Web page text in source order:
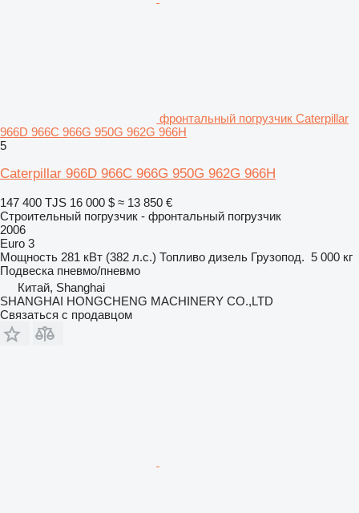
фронтальный погрузчик Caterpillar
966D 966C 966G 950G 962G 966H
5
Caterpillar 966D 966C 966G 950G 962G 966H
147 400 TJS 16 000 $ ≈ 13 850 €
Строительный погрузчик - фронтальный погрузчик
2006
Euro 3
Мощность 281 кВт (382 л.с.) Топливо дизель Грузопод. 5 000 кг
Подвеска пневмо/пневмо
Китай, Shanghai
SHANGHAI HONGCHENG MACHINERY CO.,LTD
Связаться с продавцом